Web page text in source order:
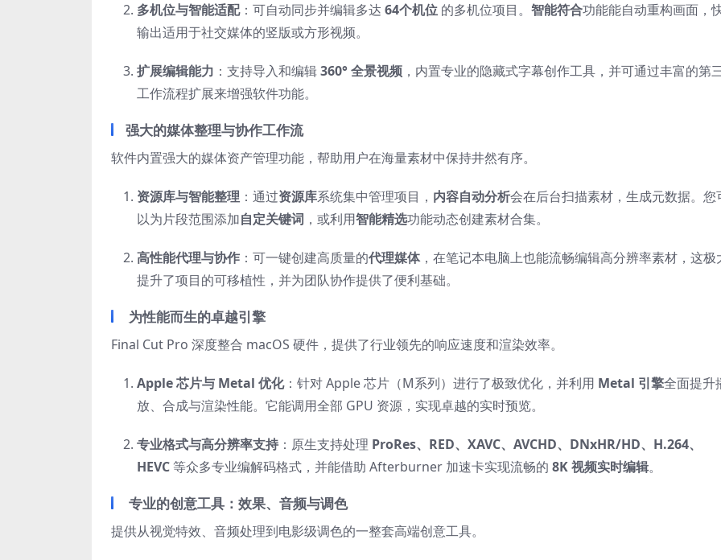
多机位与智能适配：可自动同步并编辑多达 64个机位 的多机位项目。 智能符合功能能自动重构画面，
输出适用于社交媒体的竖版或方形视频。
扩展编辑能力 ：支持导入和编辑360° 全景视频 ，内置专业的隐藏式字幕创作工具，并可通过丰富的第
工作流程扩展来增强软件功能。
强大的媒体整理与协作工作流
软件内置强大的媒体资产管理功能，帮助用户在海量素材中保持井然有序。
资源库与智能整理 ：通过资源库系统集中管理项目， 内容自动分析会在后台扫描素材，生成元数据。您
以为片段范围添加自定关键词 ，或利用智能精选功能动态创建素材合集。
高性能代理与协作 ：可一键创建高质量的代理媒体，在笔记本电脑上也能流畅编辑高分辨率素材，这极
提升了项目的可移植性，并为团队协作提供了便利基础。
为性能而生的卓越引擎
Final Cut Pro 深度整合 macOS 硬件，提供了行业领先的响应速度和渲染效率。
Apple 芯片与 Metal 优化：针对 Apple 芯片（M系列）进行了极致优化，并利用 Metal 引擎全面提升
放、合成与渲染性能。它能调用全部 GPU 资源，实现卓越的实时预览。
专业格式与高分辨率支持 ：原生支持处理 ProRes、RED、XAVC、AVCHD、DNxHR/HD、H.264、
HEVC 等众多专业编解码格式，并能借助 Afterburner 加速卡实现流畅的 8K 视频实时编辑。
专业的创意工具：效果、音频与调色
提供从视觉特效、音频处理到电影级调色的一整套高端创意工具。